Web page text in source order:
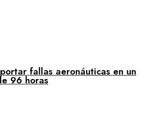
fallas aeronáuticas en un
96 horas